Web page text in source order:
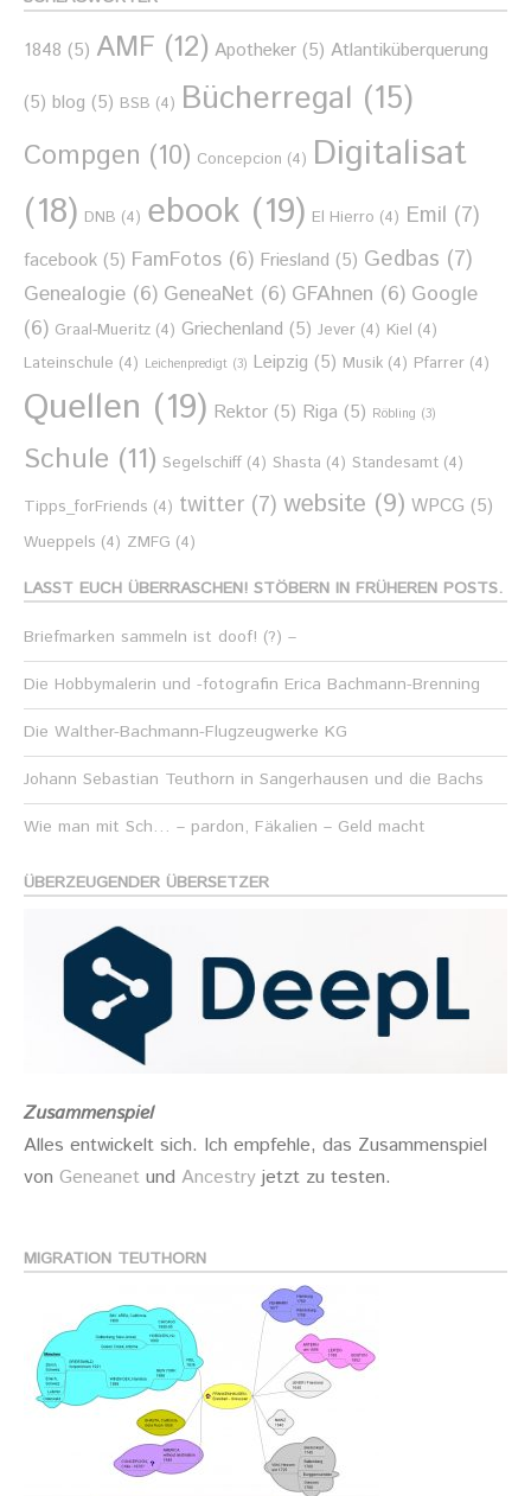
1848 (5) AMF (12) Apotheker (5) Atlantiküberquerung
(5) blog (5) BSB (4) Bücherregal (15)
Compgen (10) Concepcion (4) Digitalisat
(18) DNB (4) ebook (19) El Hierro (4) Emil (7)
facebook (5) FamFotos (6) Friesland (5) Gedbas (7)
Genealogie (6) GeneaNet (6) GFAhnen (6) Google
(6) Graal-Mueritz (4) Griechenland (5) Jever (4) Kiel (4)
Lateinschule (4) Leichenpredigt (3) Leipzig (5) Musik (4) Pfarrer (4)
Quellen (19) Rektor (5) Riga (5) Röbling (3)
Schule (11) Segelschiff (4) Shasta (4) Standesamt (4)
Tipps_forFriends (4) twitter (7) website (9) WPCG (5)
Wueppels (4) ZMFG (4)
LASST EUCH ÜBERRASCHEN! STÖBERN IN FRÜHEREN POSTS.
Briefmarken sammeln ist doof! (?) –
Die Hobbymalerin und -fotografin Erica Bachmann-Brenning
Die Walther-Bachmann-Flugzeugwerke KG
Johann Sebastian Teuthorn in Sangerhausen und die Bachs
Wie man mit Sch… – pardon, Fäkalien – Geld macht
ÜBERZEUGENDER ÜBERSETZER
Zusammenspiel
Alles entwickelt sich. Ich empfehle, das Zusammenspiel
von Geneanet und Ancestry jetzt zu testen.
MIGRATION TEUTHORN